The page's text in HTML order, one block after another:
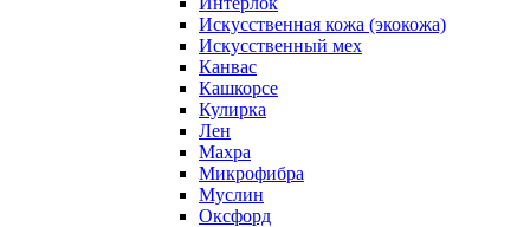
Искусственная кожа (экокожа)
Искусственный мех
Канвас
Кашкорсе
Кулирка
Лен
Махра
Микрофибра
Муслин
Оксфорд